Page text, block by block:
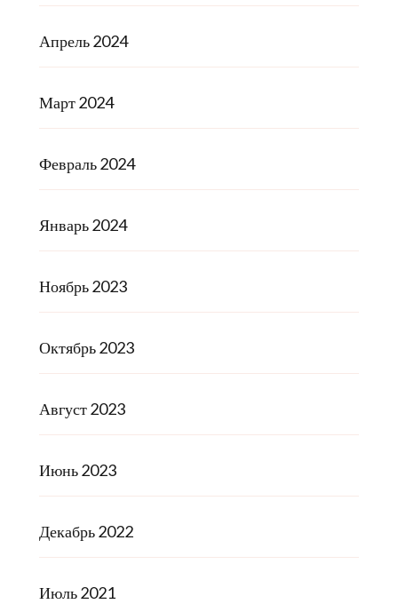
Апрель 2024
Март 2024
Февраль 2024
Январь 2024
Ноябрь 2023
Октябрь 2023
Август 2023
Июнь 2023
Декабрь 2022
Июль 2021